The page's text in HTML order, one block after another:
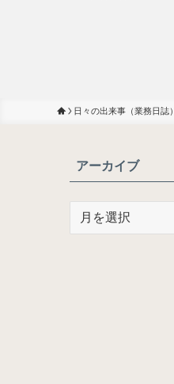
日々の出来事（業務日誌）
アーカイブ